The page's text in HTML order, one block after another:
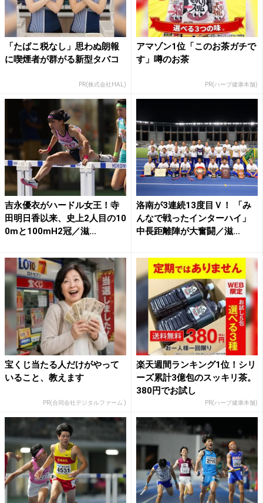
「たばこ税なし」思わぬ朗報
に喫煙者が群がる新型タバコ
PR(株式会社HAL)
アマゾン1位「このお茶ガチで
す」噂のお茶
PR(ハーブ健康本舗)
吉永優衣がハードル女王！寺
田明日香以来、史上2人目の10
0mと100mH2冠／滋...
洛南が3連続13度目Ｖ！ 「み
んなで戦ったインターハイ」
中長距離陣が大奮闘／滋...
宝くじ当たる人だけがやって
いること、教えます
PR(合同会社デジタルファーム )
楽天週間ランキング1位！シリ
ーズ累計3億包のスッキリ茶。
380円でお試し
PR(ハーブ健康本舗)